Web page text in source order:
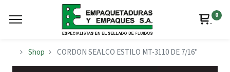
0
Shop CORDON SEALCO ESTILO MT-3110 DE 7/16"